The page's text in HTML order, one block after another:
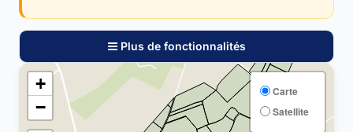
Plus de fonctionnalités
+
−
Carte
Satellite